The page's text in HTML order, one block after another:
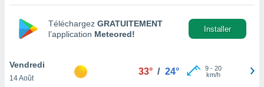
ainsi
un
la
du
Téléchargez GRATUITEMENT
l’application Meteored!
Installer
Vendredi
14 Août
33° / 24° 9- 20
km/h